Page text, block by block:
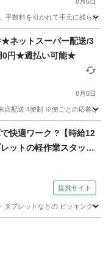
手数料を引かれて手元に残ら
★ネットスーパー配送/3
0円★週払い可能★
8月6日
配送 4便制 ※便ごとの応募は
ー快適ワーク ?【時給12
ットの軽作業スタッフ
提携サイト
ブレットなどの ピッキング